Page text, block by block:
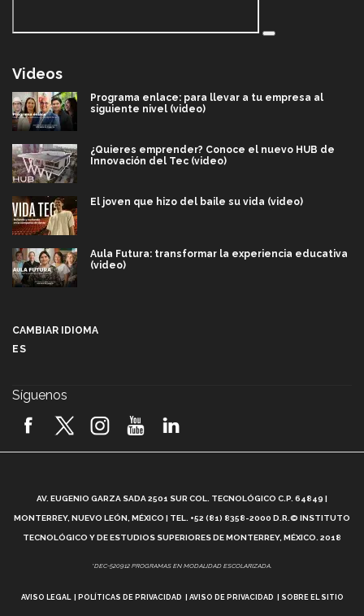
Videos
Programa enlace: para llevar a tu empresa al
siguiente nivel (video)
¿Quieres emprender? Conoce el nuevo HUB de
Innovación del Tec (video)
El joven que hizo del baile su vida (video)
Aula Futura: transformar la experiencia educativa
(video)
2026! (video)
¿Cómo es el Modelo Educativo Tec? (video)
Vida Tec: Feminismo e Inteligencia Artificial, Paola
CAMBIAR IDIOMA
ES
Síguenos
AV. EUGENIO GARZA SADA 2501 SUR COL. TECNOLÓGICO C.P. 64849 |
MONTERREY, NUEVO LEÓN, MÉXICO | TEL. +52 (81) 8358-2000 D.R.© INSTITUTO
TECNOLÓGICO Y DE ESTUDIOS SUPERIORES DE MONTERREY, MÉXICO. 2018
*DEC-520912 PROGRAMAS EN MODALIDAD ESCOLARIZADA.
AVISO LEGAL POLÍTICAS DE PRIVACIDAD AVISO DE PRIVACIDAD SOBRE EL SITIO